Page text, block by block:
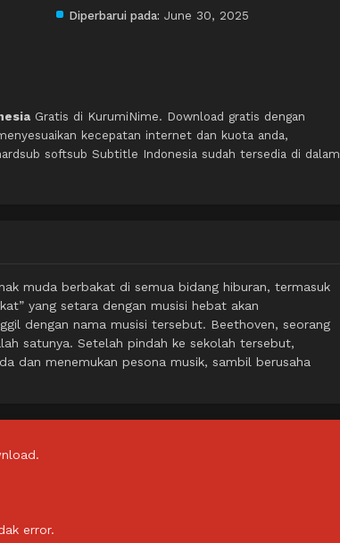
Diperbarui pada: June 30, 2025
Gratis di KurumiNime. Download gratis dengan
kecepatan internet dan kuota anda,
softsub Subtitle Indonesia sudah tersedia di dalam
muda berbakat di semua bidang hiburan, termasuk
yang setara dengan musisi hebat akan
dengan nama musisi tersebut. Beethoven, seorang
satunya. Setelah pindah ke sekolah tersebut,
dan menemukan pesona musik, sambil berusaha
error.